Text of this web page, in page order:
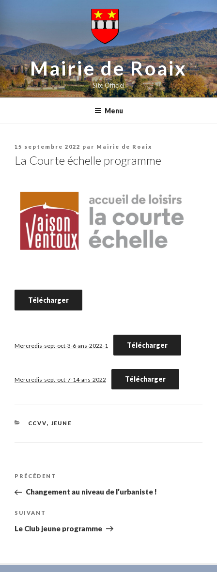
principal
Mairie de Roaix
Site Officiel
Menu
Publié
15 septembre 2022 par Mairie de Roaix
La Courte échelle programme
Télécharger
Mercredis-sept-oct-3-6-ans-2022-1 Télécharger
Mercredis-sept-oct-7-14-ans-2022 Télécharger
Catégories
CCVV, JEUNE
Navigation
l’article
Article
précédent
PRÉCÉDENT
Changement au niveau de l’urbaniste !
Article
suivant
SUIVANT
Le Club jeune programme